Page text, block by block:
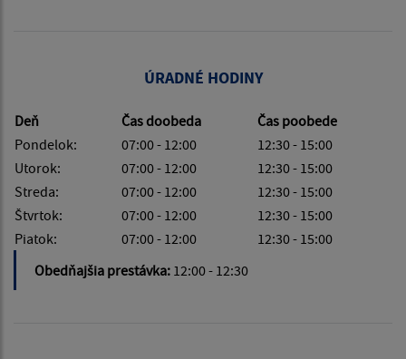
ÚRADNÉ HODINY
Deň Čas doobeda
Čas poobede
Pondelok:
07:00 - 12:00
12:30 - 15:00
Utorok:
07:00 - 12:00
12:30 - 15:00
Streda:
07:00 - 12:00
12:30 - 15:00
Štvrtok:
07:00 - 12:00
12:30 - 15:00
Piatok:
07:00 - 12:00
12:30 - 15:00
Obedňajšia prestávka: 12:00 - 12:30